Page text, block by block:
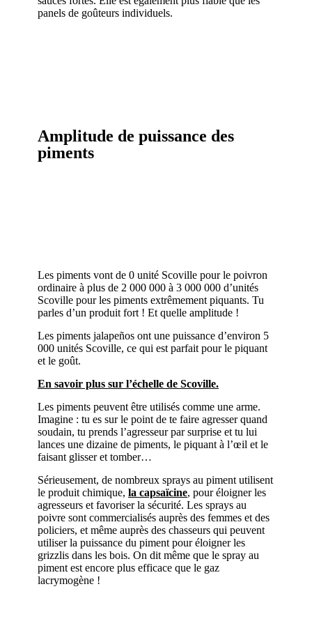
panels de goûteurs individuels.
Amplitude de puissance des
piments
Les piments vont de 0 unité Scoville pour le poivron
ordinaire à plus de 2 000 000 à 3 000 000 d’unités
Scoville pour les piments extrêmement piquants. Tu
parles d’un produit fort ! Et quelle amplitude !
Les piments jalapeños ont une puissance d’environ 5
000 unités Scoville, ce qui est parfait pour le piquant
et le goût.
En savoir plus sur l’échelle de Scoville.
Les piments peuvent être utilisés comme une arme.
Imagine : tu es sur le point de te faire agresser quand
soudain, tu prends l’agresseur par surprise et tu lui
lances une dizaine de piments, le piquant à l’œil et le
faisant glisser et tomber…
Sérieusement, de nombreux sprays au piment utilisent
le produit chimique, la capsaïcine, pour éloigner les
agresseurs et favoriser la sécurité. Les sprays au
poivre sont commercialisés auprès des femmes et des
policiers, et même auprès des chasseurs qui peuvent
utiliser la puissance du piment pour éloigner les
grizzlis dans les bois. On dit même que le spray au
piment est encore plus efficace que le gaz
lacrymogène !